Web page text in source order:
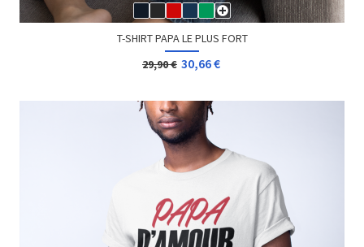
T-SHIRT PAPA LE PLUS FORT
29,90 € 30,66 €